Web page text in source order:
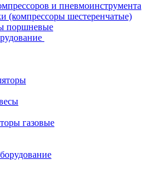
и пневмоинструмента
(компрессоры шестеренчатые)
поршневые
газовые